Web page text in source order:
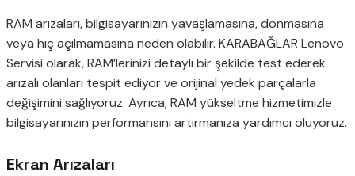
RAM arızaları, bilgisayarınızın yavaşlamasına, donmasına
veya hiç açılmamasına neden olabilir. KARABAĞLAR Lenovo
Servisi olarak, RAM’lerinizi detaylı bir şekilde test ederek
arızalı olanları tespit ediyor ve orijinal yedek parçalarla
değişimini sağlıyoruz. Ayrıca, RAM yükseltme hizmetimizle
bilgisayarınızın performansını artırmanıza yardımcı oluyoruz.
Ekran Arızaları